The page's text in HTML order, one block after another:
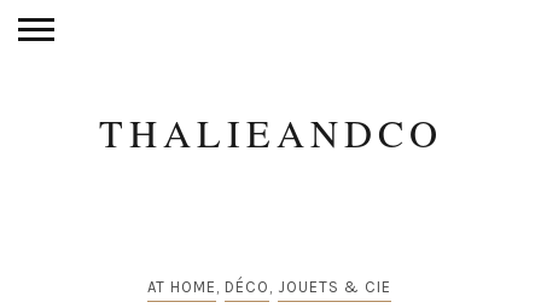
THALIEANDCO
AT HOME DÉCO JOUETS & CIE